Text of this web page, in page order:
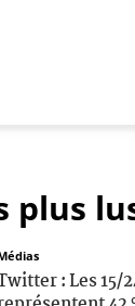
plus
: Les 15/